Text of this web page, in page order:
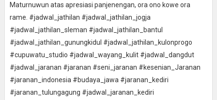
Maturnuwun atas apresiasi panjenengan, ora ono kowe ora
rame. #jadwal_jathilan #jadwal_jathilan_jogja
#jadwal_jathilan_sleman #jadwal_jathilan_bantul
#jadwal_jathilan_gunungkidul #jadwal_jathilan_kulonprogo
#cupuwatu_studio #jadwal_wayang_kulit #jadwal_dangdut
#jadwal_jaranan #jaranan #seni_jaranan #kesenian_Jaranan
#jaranan_indonesia #budaya_jawa #jaranan_kediri
#jaranan_tulungagung #jadwal_jaranan_kediri